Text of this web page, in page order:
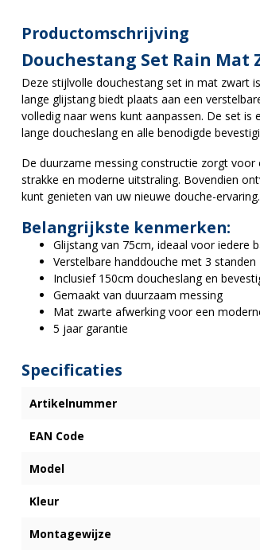
Productomschrijving
Douchestang Set Rain
Deze stijlvolle douchestang set in mat zwart
lange glijstang biedt plaats aan een
volledig naar wens kunt aanpassen. De set
lange doucheslang en alle benodigde
De duurzame messing constructie zorgt
strakke en moderne uitstraling. Bovendien
kunt genieten van uw nieuwe douche-ervaring.
Belangrijkste kenmerken:
Glijstang van 75cm, ideaal voor iedere
Verstelbare handdouche met 3 standen
Inclusief 150cm doucheslang en
Gemaakt van duurzaam messing
Mat zwarte afwerking voor een
5 jaar garantie
Specificaties
Artikelnummer
EAN Code
Model
Kleur
Montagewijze